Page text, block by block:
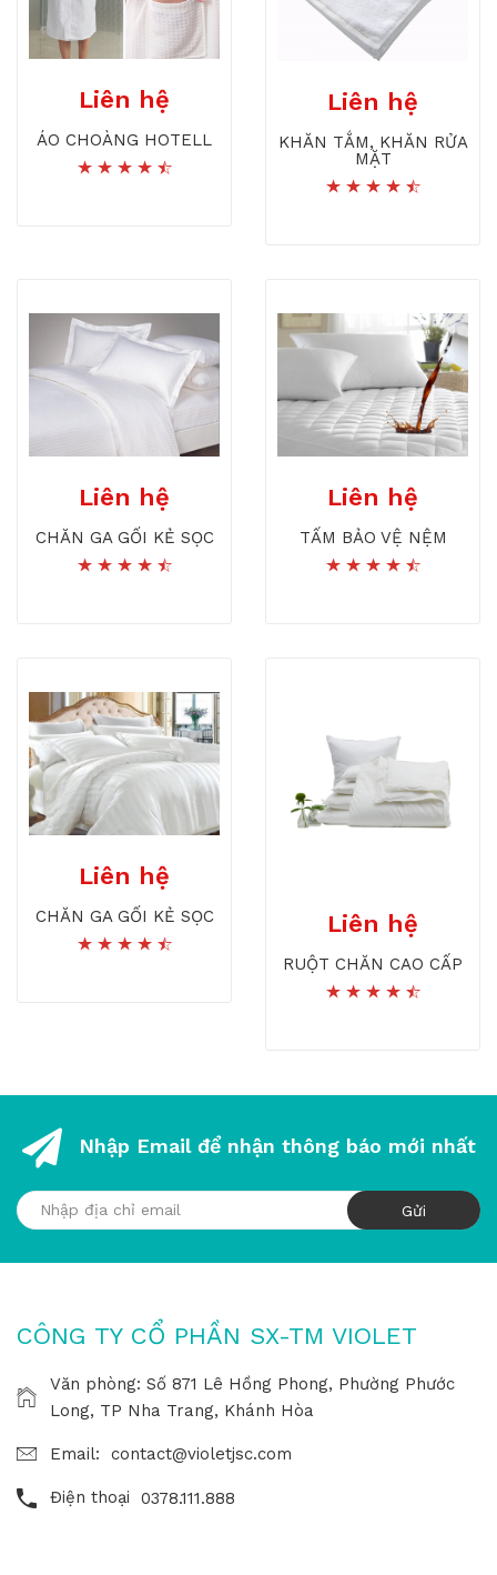
Liên hệ
ÁO CHOÀNG HOTELL
Liên hệ
KHĂN TẮM, KHĂN RỬA
MẶT
Liên hệ
CHĂN GA GỐI KẺ SỌC
Liên hệ
TẤM BẢO VỆ NỆM
Liên hệ
CHĂN GA GỐI KẺ SỌC Liên hệ
RUỘT CHĂN CAO CẤP
Nhập Email để nhận thông báo mới nhất
CÔNG TY CỔ PHẦN SX-TM VIOLET
Văn phòng: Số 871 Lê Hồng Phong, Phường Phước
Long, TP Nha Trang, Khánh Hòa
Email: contact@violetjsc.com
Điện thoại 0378.111.888